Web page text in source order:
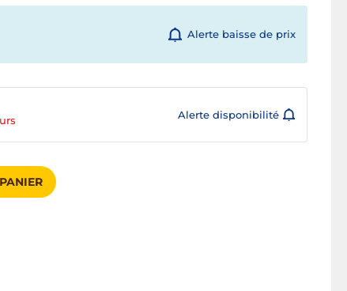
Alerte baisse de prix
Alerte disponibilité